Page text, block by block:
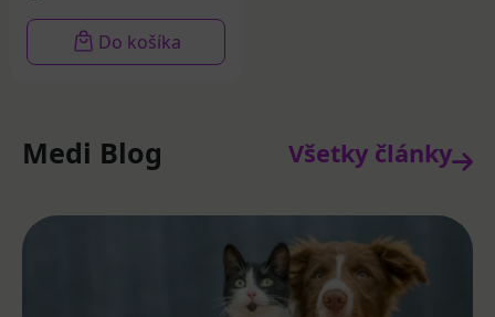
Do košíka
Medi Blog Všetky články